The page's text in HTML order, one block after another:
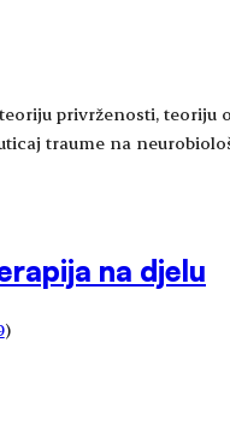
privrženosti,
traume na
na djelu
)